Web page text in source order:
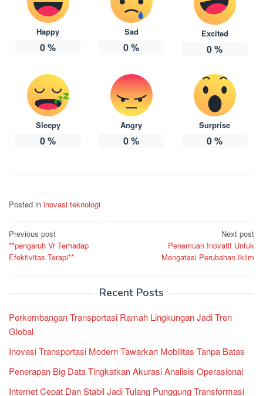
Happy
0%
Sad
0%
Excited
0%
Sleepy
0%
Angry
0%
Surprise
0%
Posted in inovasi teknologi
Post
navigation
Previous post
**pengaruh Vr Terhadap
Efektivitas Terapi**
Next post
Penemuan Inovatif Untuk
Mengatasi Perubahan Iklim
Recent Posts
Perkembangan Transportasi Ramah Lingkungan Jadi Tren
Global
Inovasi Transportasi Modern Tawarkan Mobilitas Tanpa Batas
Penerapan Big Data Tingkatkan Akurasi Analisis Operasional
Internet Cepat Dan Stabil Jadi Tulang Punggung Transformasi